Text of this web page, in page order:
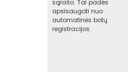
sąrašo. Tai padės
apsisaugoti nuo
automatinės botų
registracijos.